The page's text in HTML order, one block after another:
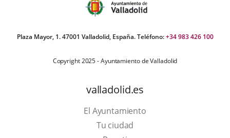
Plaza Mayor, 1. 47001 Valladolid, España. Teléfono:+34 983 426 100
Copyright 2025 - Ayuntamiento de Valladolid
valladolid.es
El Ayuntamiento
Tu ciudad